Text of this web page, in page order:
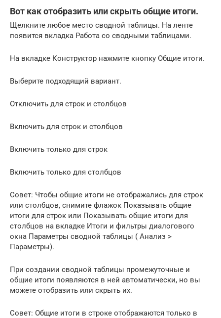
Вот как отобразить или скрыть общие итоги.
Щелкните любое место сводной таблицы. На ленте
появится вкладка Работа со сводными таблицами.
На вкладке Конструктор нажмите кнопку Общие итоги.
Выберите подходящий вариант.
Отключить для строк и столбцов
Включить для строк и столбцов
Включить только для строк
Включить только для столбцов
Совет: Чтобы общие итоги не отображались для строк
или столбцов, снимите флажок Показывать общие
итоги для строк или Показывать общие итоги для
столбцов на вкладке Итоги и фильтры диалогового
окна Параметры сводной таблицы ( Анализ >
Параметры).
При создании сводной таблицы промежуточные и
общие итоги появляются в ней автоматически, но вы
можете отобразить или скрыть их.
Совет: Общие итоги в строке отображаются только в